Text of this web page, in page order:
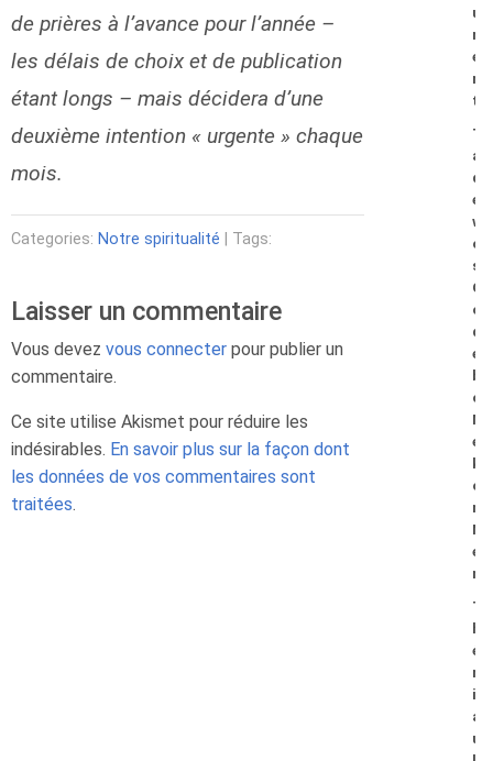
de prières à l’avance pour l’année –
les délais de choix et de publication
étant longs – mais décidera d’une
deuxième intention « urgente » chaque
mois.
Categories: Notre spiritualité | Tags:
Laisser un commentaire
Vous devez vous connecter pour publier un
commentaire.
Ce site utilise Akismet pour réduire les
indésirables. En savoir plus sur la façon dont
les données de vos commentaires sont
traitées.
u
r
e
n
t
T
a
d
e
w
o
s
G
o
d
e
b
o
M
e
o
n
N
e
n
T
é
r
i
a
u